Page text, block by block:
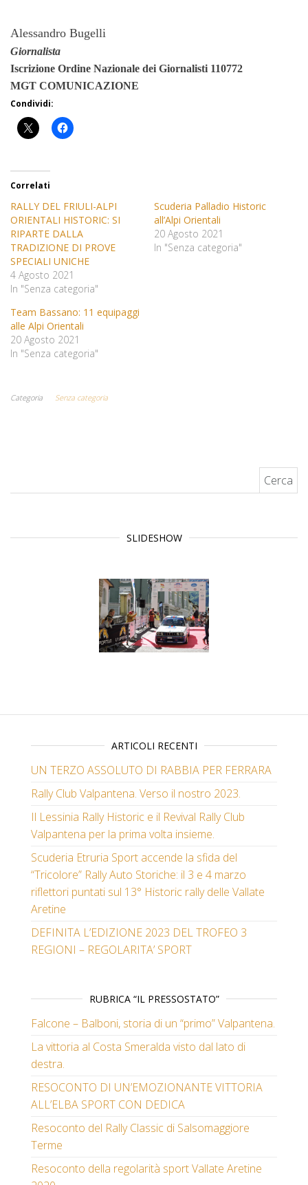
Alessandro Bugelli
Giornalista
Iscrizione Ordine Nazionale dei Giornalisti 110772
MGT COMUNICAZIONE
Condividi:
Correlati
RALLY DEL FRIULI-ALPI
ORIENTALI HISTORIC: SI
RIPARTE DALLA
TRADIZIONE DI PROVE
SPECIALI UNICHE
4 Agosto 2021
In "Senza categoria"
Scuderia Palladio Historic
all’Alpi Orientali
20 Agosto 2021
In "Senza categoria"
Team Bassano: 11 equipaggi
alle Alpi Orientali
20 Agosto 2021
In "Senza categoria"
Categoria Senza categoria
SLIDESHOW
ARTICOLI RECENTI
UN TERZO ASSOLUTO DI RABBIA PER FERRARA
Rally Club Valpantena. Verso il nostro 2023.
Il Lessinia Rally Historic e il Revival Rally Club
Valpantena per la prima volta insieme.
Scuderia Etruria Sport accende la sfida del
“Tricolore” Rally Auto Storiche: il 3 e 4 marzo
riflettori puntati sul 13° Historic rally delle Vallate
Aretine
DEFINITA L’EDIZIONE 2023 DEL TROFEO 3
REGIONI – REGOLARITA’ SPORT
RUBRICA “IL PRESSOSTATO”
Falcone – Balboni, storia di un “primo” Valpantena.
La vittoria al Costa Smeralda visto dal lato di
destra.
RESOCONTO DI UN’EMOZIONANTE VITTORIA
ALL’ELBA SPORT CON DEDICA
Resoconto del Rally Classic di Salsomaggiore
Terme
Resoconto della regolarità sport Vallate Aretine